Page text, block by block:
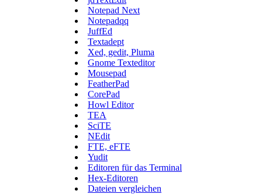
Notepad Next
Notepadqq
JuffEd
Textadept
Xed, gedit, Pluma
Gnome Texteditor
Mousepad
FeatherPad
CorePad
Howl Editor
TEA
SciTE
NEdit
FTE, eFTE
Yudit
Editoren für das Terminal
Hex-Editoren
Dateien vergleichen